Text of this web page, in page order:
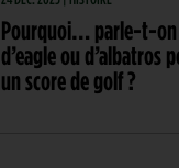
Pourquoi… parle-t-on
d’eagle ou d’albatros
un score de golf ?